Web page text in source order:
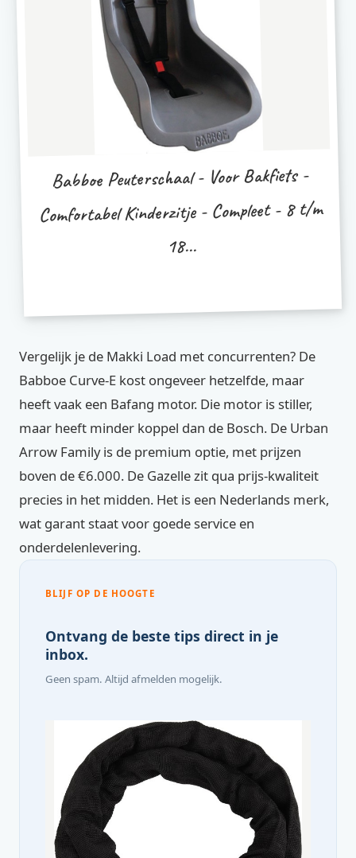
Babboe Peuterschaal - Voor Bakfiets -
Comfortabel Kinderzitje - Compleet - 8 t/m
18...
Vergelijk je de Makki Load met concurrenten? De
Babboe Curve-E kost ongeveer hetzelfde, maar
heeft vaak een Bafang motor. Die motor is stiller,
maar heeft minder koppel dan de Bosch. De Urban
Arrow Family is de premium optie, met prijzen
boven de €6.000. De Gazelle zit qua prijs-kwaliteit
precies in het midden. Het is een Nederlands merk,
wat garant staat voor goede service en
onderdelenlevering.
BLIJF OP DE HOOGTE
Ontvang de beste tips direct in je
inbox.
Geen spam. Altijd afmelden mogelijk.